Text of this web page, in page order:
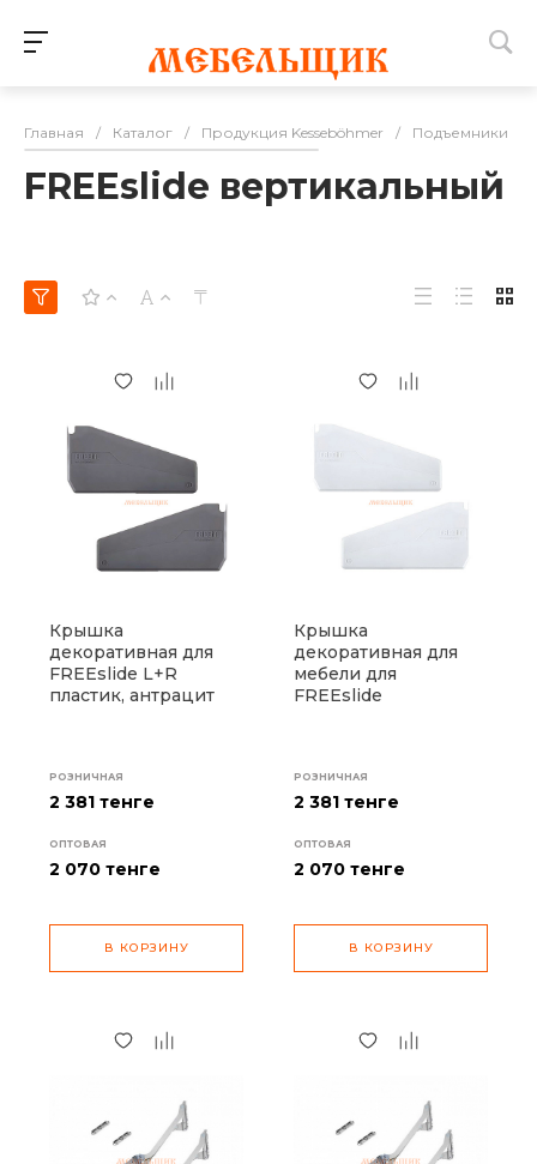
Главная / Каталог / Продукция Kesseböhmer / Подъемники
FREEslide вертикальный
Крышка
декоративная для
FREEslide L+R
пластик, антрацит
РОЗНИЧНАЯ
2 381 тенге
ОПТОВАЯ
2 070 тенге
В КОРЗИНУ
Крышка
декоративная для
мебели для
FREEslide
РОЗНИЧНАЯ
2 381 тенге
ОПТОВАЯ
2 070 тенге
В КОРЗИНУ